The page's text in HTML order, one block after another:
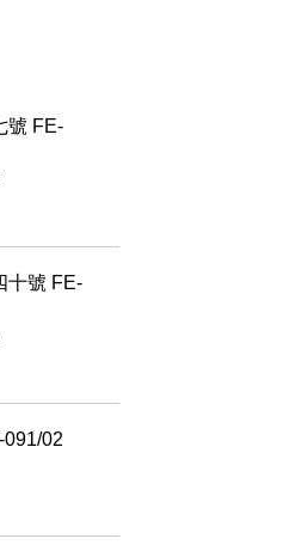
號 FE-
十號 FE-
091/02